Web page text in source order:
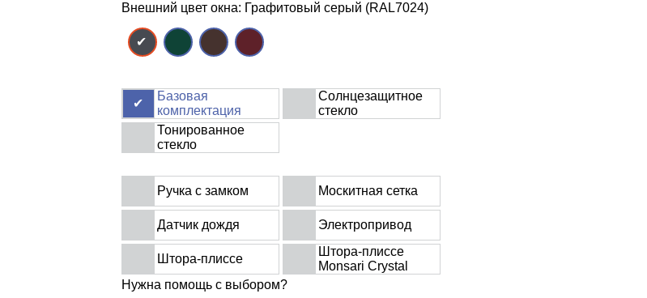
Внешний цвет окна: Графитовый серый (RAL7024)
Базовая
комплектация
Солнцезащитное
стекло
Тонированное
стекло
Ручка с замком Москитная сетка
Датчик дождя Электропривод
Штора-плиссе
Штора-плиссе
Monsari Crystal
Нужна помощь с выбором?